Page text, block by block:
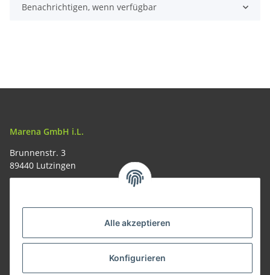
Alle akzeptieren
Konfigurieren
Benachrichtigen, wenn verfügbar
Marena GmbH i.L.
Brunnenstr. 3
89440 Lutzingen